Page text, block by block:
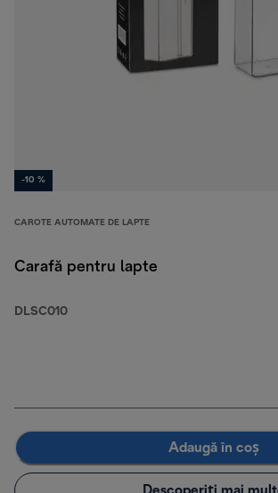
-10 %
CAROTE AUTOMATE DE LAPTE
Carafă pentru lapte
DLSC010
Adaugă în coș